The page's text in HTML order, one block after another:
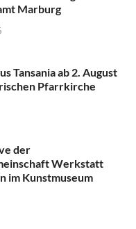
Marburg
Tansania ab 2. August
Pfarrkirche
der
Werkstatt
im Kunstmuseum